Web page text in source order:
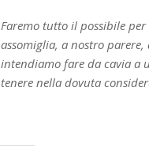
Faremo tutto il possibile per
assomiglia, a nostro
intendiamo fare da cavia a
tenere nella dovuta